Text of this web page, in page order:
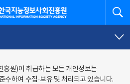
보사회진흥원
원)이 취급하는 모든 개인정보는
수하여 수집·보유 및 처리되고 있습니다.